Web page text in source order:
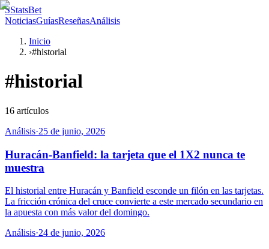
SStatsBet
NoticiasGuíasReseñasAnálisis
Inicio
›#historial
#historial
16 artículos
Análisis·25 de junio, 2026
Huracán-Banfield: la tarjeta que el 1X2 nunca te
muestra
El historial entre Huracán y Banfield esconde un filón en las tarjetas.
La fricción crónica del cruce convierte a este mercado secundario en
la apuesta con más valor del domingo.
Análisis·24 de junio, 2026